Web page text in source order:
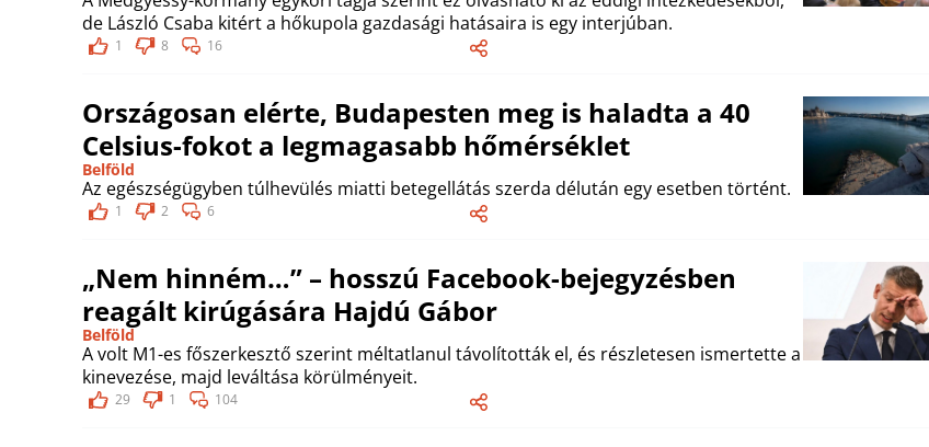
de László Csaba kitért a hőkupola gazdasági hatásaira is egy interjúban.
1 8 16
Országosan elérte, Budapesten meg is haladta a 40
Celsius-fokot a legmagasabb hőmérséklet
Belföld
Az egészségügyben túlhevülés miatti betegellátás szerda délután egy esetben történt.
1 2 6
„Nem hinném…” – hosszú Facebook-bejegyzésben
reagált kirúgására Hajdú Gábor
Belföld
A volt M1-es főszerkesztő szerint méltatlanul távolították el, és részletesen ismertette a
kinevezése, majd leváltása körülményeit.
29 1 104